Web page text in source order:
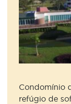
Condomínio
refúgio de